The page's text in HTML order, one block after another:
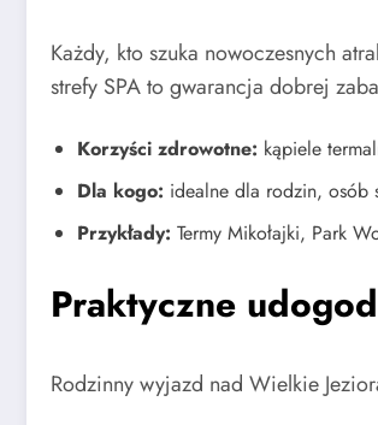
Każdy, kto szuka nowoczesnych
strefy SPA to gwarancja dobrej
Korzyści zdrowotne: kąpiele
Dla kogo: idealne dla rodzin, osób
Przykłady: Termy Mikołajki, Park
Praktyczne
Rodzinny wyjazd nad Wielkie